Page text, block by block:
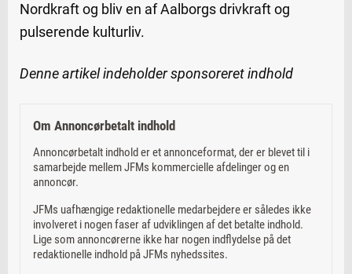
Nordkraft og bliv en af Aalborgs drivkraft og
pulserende kulturliv.
Denne artikel indeholder sponsoreret indhold
Om Annoncørbetalt indhold
Annoncørbetalt indhold er et annonceformat, der er blevet til i
samarbejde mellem JFMs kommercielle afdelinger og en
annoncør.
JFMs uafhængige redaktionelle medarbejdere er således ikke
involveret i nogen faser af udviklingen af det betalte indhold.
Lige som annoncørerne ikke har nogen indflydelse på det
redaktionelle indhold på JFMs nyhedssites.